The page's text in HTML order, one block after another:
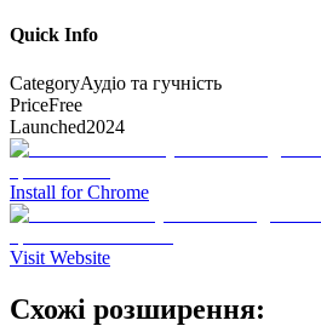
Quick Info
CategoryАудіо та гучність
PriceFree
Launched2024
Install for Chrome
Visit Website
Схожі розширення: